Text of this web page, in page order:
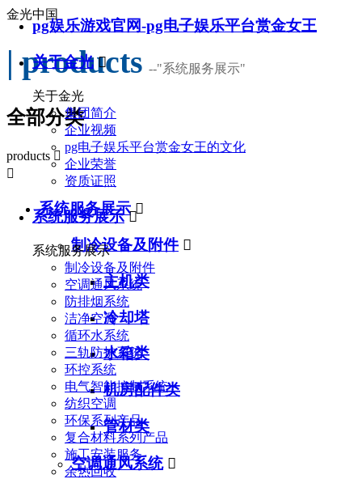
pg娱乐游戏官网-pg电子娱乐平台赏金女王
关于金光 
关于金光
集团简介
企业视频
pg电子娱乐平台赏金女王的文化
企业荣誉
资质证照
系统服务展示 
系统服务展示
制冷设备及附件
空调通风系统
防排烟系统
洁净空调
循环水系统
三轨防护系统
环控系统
电气智能控制系统
纺织空调
环保系列产品
复合材料系列产品
施工安装服务
余热回收
金光中国
| products --"系统服务展示"
全部分类
products 

系统服务展示 
制冷设备及附件 
主机类
冷却塔
水箱类
机房配件类
管材类
空调通风系统 